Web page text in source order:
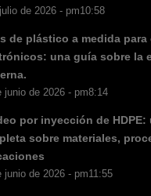
de 2026 - pm10:58
de plástico a medida
una guía sobre la
junio de 2026 - pm8:14
por inyección de HDPE:
sobre materiales,
junio de 2026 - pm11:55